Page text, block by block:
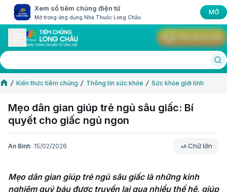
Xem sổ tiêm chủng điện tử
Mở trong ứng dụng Nhà Thuốc Long Châu
MỞ
Kiến thức tiêm chủng Thông tin sức khỏe Sức khỏe giới tính
Mẹo dân gian giúp trẻ ngủ sâu giấc: Bí
quyết cho giấc ngủ ngon
An Bình 15/02/2026 Chữ lớn
Chữ lớn
Mẹo dân gian giúp trẻ ngủ sâu giấc là những kinh
nghiệm quý báu được truyền lại qua nhiều thế hệ, giúp